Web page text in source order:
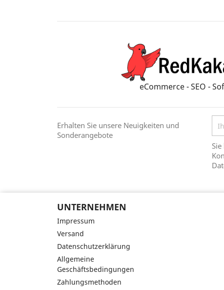
eCommerce - SEO -
Erhalten Sie unsere Neuigkeiten und
Sonderangebote
UNTERNEHMEN
Impressum
Versand
Datenschutzerklärung
Allgemeine
Geschäftsbedingungen
Zahlungsmethoden